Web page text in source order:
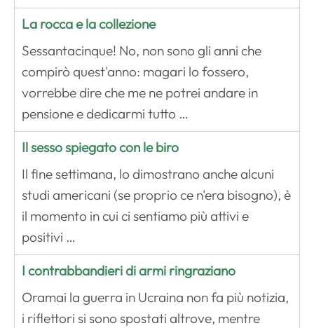
La rocca e la collezione
Sessantacinque! No, non sono gli anni che
compirò quest'anno: magari lo fossero,
vorrebbe dire che me ne potrei andare in
pensione e dedicarmi tutto …
Il sesso spiegato con le biro
Il fine settimana, lo dimostrano anche alcuni
studi americani (se proprio ce n'era bisogno), è
il momento in cui ci sentiamo più attivi e
positivi …
I contrabbandieri di armi ringraziano
Oramai la guerra in Ucraina non fa più notizia,
i riflettori si sono spostati altrove, mentre